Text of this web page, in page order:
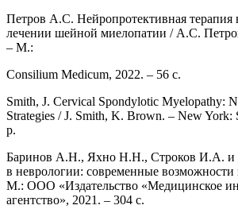
Петров А.С. Нейропротективная терапия
лечении шейной миелопатии / А.С.
– М.:
Consilium Medicum, 2022. – 56 с.
Smith, J. Cervical Spondylotic Myelopathy:
Strategies / J. Smith, K. Brown. – New York:
p.
Баринов А.Н., Яхно Н.Н., Строков И.А. и
в неврологии: современные
М.: ООО «Издательство «Медицинское
агентство», 2021. – 304 с.